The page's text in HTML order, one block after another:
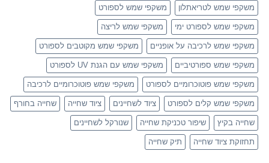
משקפי שמש לטריאתלון משקפי שמש לספורט
משקפי שמש לספורט ימי משקפי שמש לריצה
משקפי שמש לרכיבה על אופניים משקפי שמש מקוטבים לספורט
משקפי שמש ספורטיביים משקפי שמש עם הגנת UV לספורט
משקפי שמש פוטוכרומיים לספורט משקפי שמש פוטוכרומיים לרכיבה
משקפי שמש קלים לספורט ציוד לשחיינים ציוד שחייה שחייה בחורף
שחייה בקיץ שיפור טכניקת שחייה שנורקל לשחיינים
תחזוקת ציוד שחייה תיק שחייה